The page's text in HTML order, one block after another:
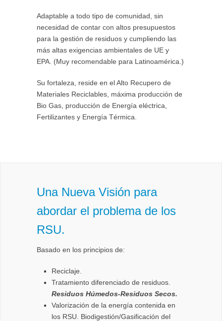
Adaptable a todo tipo de comunidad, sin
necesidad de contar con altos presupuestos
para la gestión de residuos y cumpliendo las
más altas exigencias ambientales de UE y
EPA. (Muy recomendable para Latinoamérica.)
Su fortaleza, reside en el Alto Recupero de
Materiales Reciclables, máxima producción de
Bio Gas, producción de Energía eléctrica,
Fertilizantes y Energía Térmica.
Una Nueva Visión para
abordar el problemade los
RSU.
Basado en los principios de:
Reciclaje.
Tratamiento diferenciado de residuos.
Residuos Húmedos-Residuos Secos.
Valorización de la energía contenida en
los RSU. Biodigestión/Gasificación del